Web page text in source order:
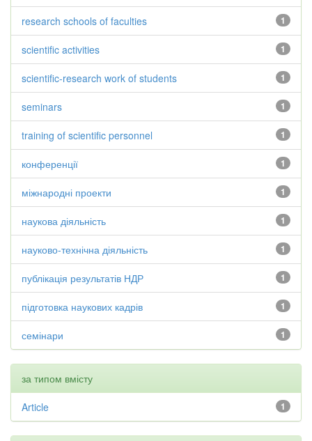
1
research schools of faculties
1
scientific activities
1
scientific-research work of students
1
seminars
1
training of scientific personnel
1
конференції
1
міжнародні проекти
1
наукова діяльність
1
науково-технічна діяльність
1
публікація результатів НДР
1
підготовка наукових кадрів
1
семінари
за типом вмісту
1
Article